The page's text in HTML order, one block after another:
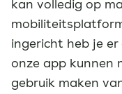
kan volledig op
ingericht heb je
onze app kunnen
gebruik maken